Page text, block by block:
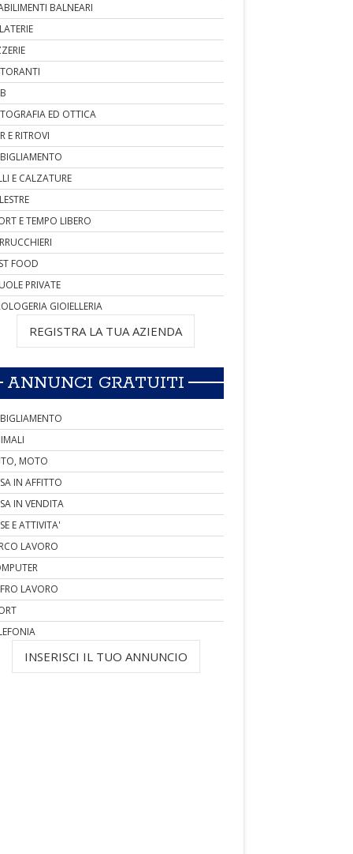
BALNEARI
ED OTTICA
E RITROVI
E CALZATURE
E TEMPO LIBERO
FOOD
PRIVATE
GIOIELLERIA
REGISTRA LA TUA AZIENDA
ANNUNCI GRATUITI
MOTO
IN AFFITTO
IN VENDITA
E ATTIVITA'
LAVORO
LAVORO
INSERISCI IL TUO ANNUNCIO